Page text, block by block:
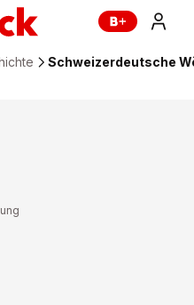
Schweizerdeutsche